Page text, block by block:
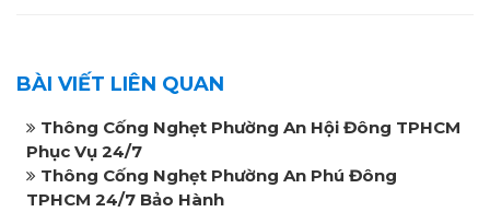
BÀI VIẾT LIÊN QUAN
Thông Cống Nghẹt Phường An Hội Đông TPHCM
Phục Vụ 24/7
Thông Cống Nghẹt Phường An Phú Đông
TPHCM 24/7 Bảo Hành